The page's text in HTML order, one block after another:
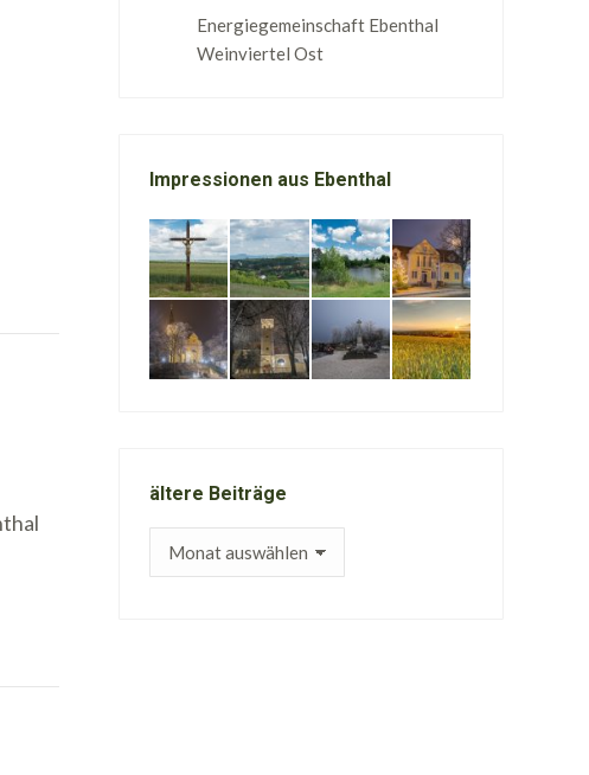
Energiegemeinschaft Ebenthal
Weinviertel Ost
Impressionen aus Ebenthal
ältere Beiträge